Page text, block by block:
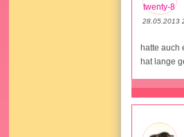
28.05.2013
hatte auch
hat lange